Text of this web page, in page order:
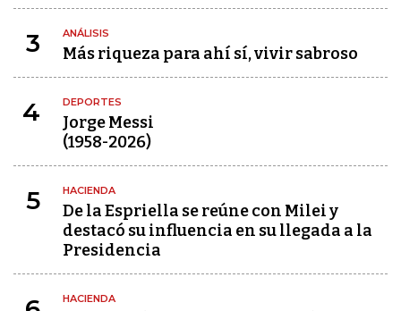
3 ANÁLISIS
Más riqueza para ahí sí, vivir sabroso
4 DEPORTES
Jorge Messi
(1958-2026)
5 HACIENDA
De la Espriella se reúne con Milei y
destacó su influencia en su llegada a la
Presidencia
HACIENDA